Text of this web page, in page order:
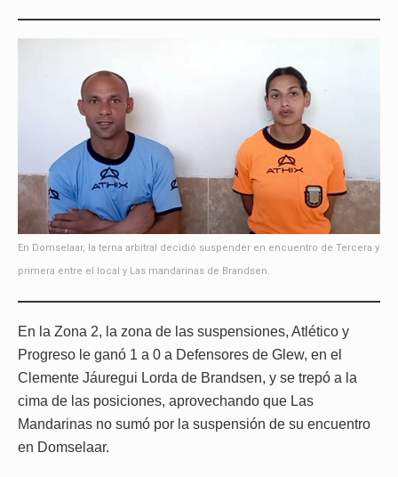
En Domselaar, la terna arbitral decidió suspender en encuentro de Tercera y
primera entre el local y Las mandarinas de Brandsen.
En la Zona 2, la zona de las suspensiones, Atlético y
Progreso le ganó 1 a 0 a Defensores de Glew, en el
Clemente Jáuregui Lorda de Brandsen, y se trepó a la
cima de las posiciones, aprovechando que Las
Mandarinas no sumó por la suspensión de su encuentro
en Domselaar.